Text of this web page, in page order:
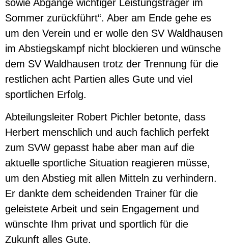
sowie Abgänge wichtiger Leistungsträger im
Sommer zurückführt“. Aber am Ende gehe es
um den Verein und er wolle den SV Waldhausen
im Abstiegskampf nicht blockieren und wünsche
dem SV Waldhausen trotz der Trennung für die
restlichen acht Partien alles Gute und viel
sportlichen Erfolg.
Abteilungsleiter Robert Pichler betonte, dass
Herbert menschlich und auch fachlich perfekt
zum SVW gepasst habe aber man auf die
aktuelle sportliche Situation reagieren müsse,
um den Abstieg mit allen Mitteln zu verhindern.
Er dankte dem scheidenden Trainer für die
geleistete Arbeit und sein Engagement und
wünschte Ihm privat und sportlich für die
Zukunft alles Gute.